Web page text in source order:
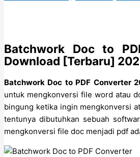
Batchwork Doc to
Download [Terbaru]
Batchwork Doc to PDF Converter
untuk mengkonversi file word atau
bingung ketika ingin mengkonversi
tentunya dibutuhkan sebuah
mengkonversi file doc menjadi pdf